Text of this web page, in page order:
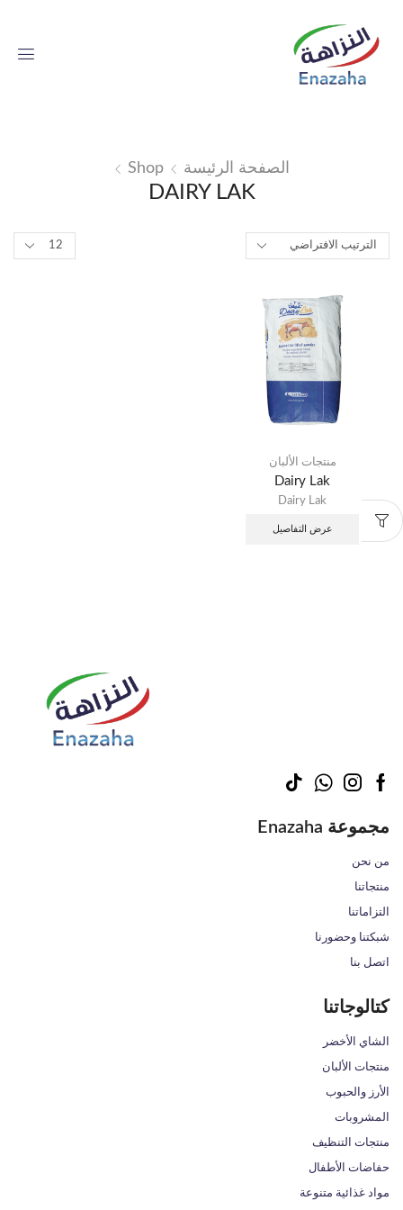
الصفحة الرئيسة Shop
DAIRY LAK
منتجات الألبان
Dairy Lak
Dairy Lak
عرض التفاصيل
مجموعة Enazaha
من نحن
منتجاتنا
التزاماتنا
شبكتنا وحضورنا
اتصل بنا
كتالوجاتنا
الشاي الأخضر
منتجات الألبان
الأرز والحبوب
المشروبات
منتجات التنظيف
حفاضات الأطفال
مواد غذائية متنوعة